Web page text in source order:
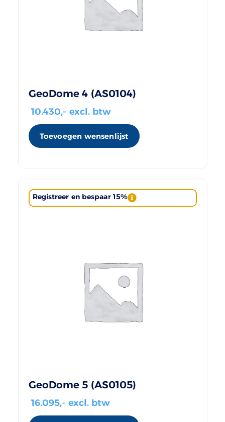
GeoDome 4 (AS0104)
10.430,- excl. btw
Toevoegen wensenlijst
Registreer en bespaar 15%
GeoDome 5 (AS0105)
16.095,- excl. btw